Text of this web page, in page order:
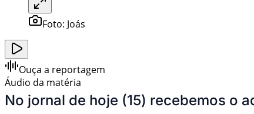
Foto: Joás
Ouça a reportagem
Áudio da matéria
No jornal de hoje (15) recebemos o